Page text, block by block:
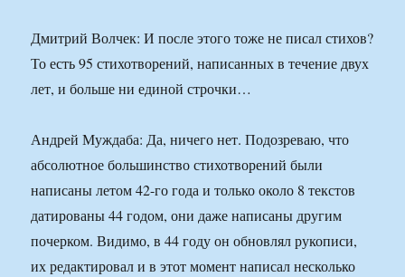
Дмитрий Волчек: И после этого тоже не писал стихов?
То есть 95 стихотворений, написанных в течение двух
лет, и больше ни единой строчки…
Андрей Муждаба: Да, ничего нет. Подозреваю, что
абсолютное большинство стихотворений были
написаны летом 42-го года и только около 8 текстов
датированы 44 годом, они даже написаны другим
почерком. Видимо, в 44 году он обновлял рукописи,
их редактировал и в этот момент написал несколько